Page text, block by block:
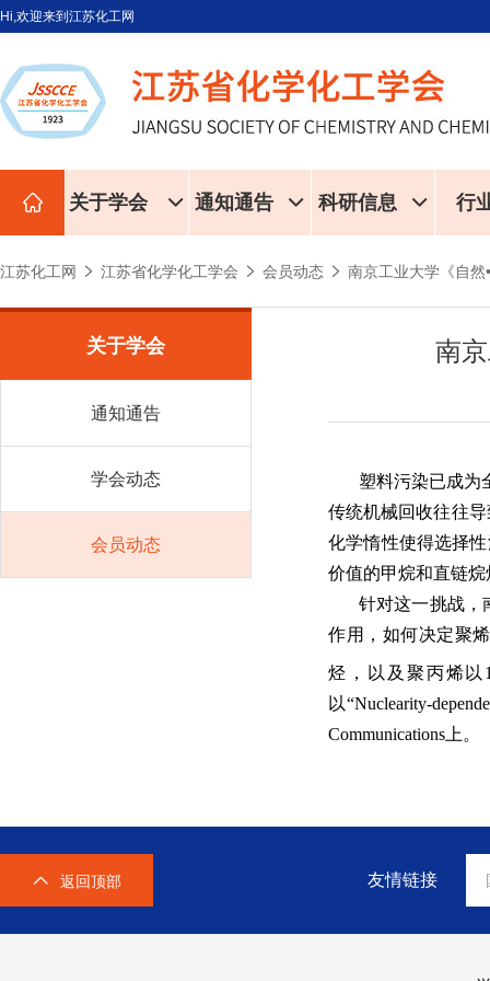
Hi,欢迎来到江苏化工网
关于学会 通知通告 科研信息 行
江苏化工网 江苏省化学化工学会 会员动态 南京工业大学《自
关于学会
通知通告
学会动态
会员动态
南
塑料污染已成为
传统机械回收往往
化学惰性使得选择
价值的甲烷和直链
针对这一挑战，
作用，如何决定聚
烃，以及聚丙烯以
以“Nuclearity-
Communications上。
返回顶部 友情链接